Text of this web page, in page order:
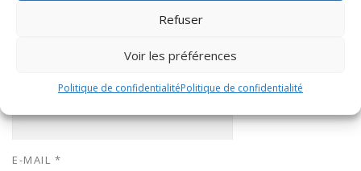
Refuser
Voir les préférences
Politique de confidentialitéPolitique de confidentialité
E-MAIL *